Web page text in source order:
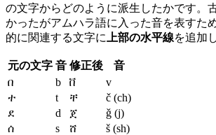
の文字からどのように派生したかです。
かったがアムハラ語に入った音を表すた
的に関連する文字に
上部の水平線を追加
元の文字 音 修正後
音
በ
b ቨ
v
ተ
t ቸ
č (ch)
ደ
d ጀ
ǧ (j)
ሰ
s ሸ
š (sh)